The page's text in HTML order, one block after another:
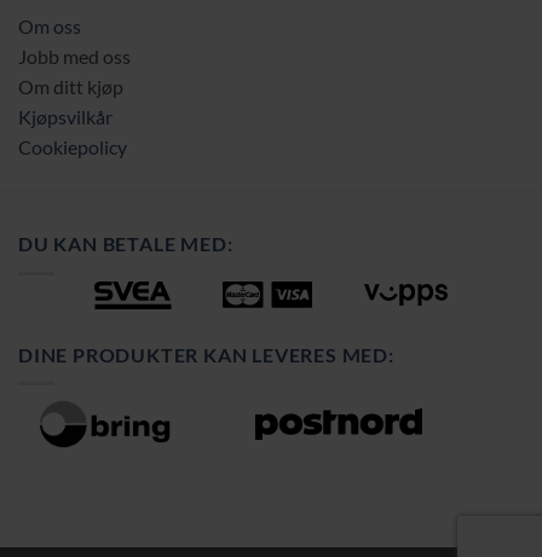
Om oss
Jobb med oss
Om ditt kjøp
Kjøpsvilkår
Cookiepolicy
DU KAN BETALE MED:
DINE PRODUKTER KAN LEVERES MED: